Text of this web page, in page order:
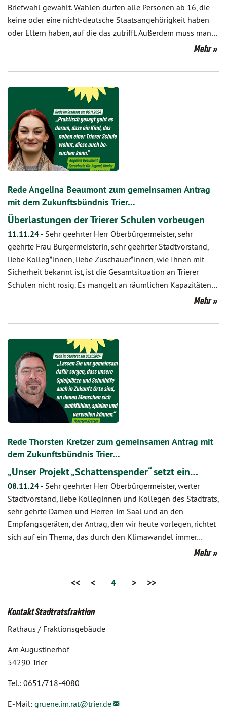
Briefwahl gewählt. Wählen dürfen alle Personen ab 16, die
keine oder eine nicht-deutsche Staatsangehörigkeit haben
oder Eltern haben, auf die das zutrifft. Außerdem muss man…
Mehr
Rede Angelina Beaumont zum gemeinsamen Antrag
mit dem Zukunftsbündnis Trier…
Überlastungen der Trierer Schulen vorbeugen
11.11.24 - Sehr geehrter Herr Oberbürgermeister, sehr
geehrte Frau Bürgermeisterin, sehr geehrter Stadtvorstand,
liebe Kolleg*innen, liebe Zuschauer*innen, wie Ihnen mit
Sicherheit bekannt ist, ist die Gesamtsituation an Trierer
Schulen nicht rosig. Es mangelt an räumlichen Kapazitäten…
Mehr
Rede Thorsten Kretzer zum gemeinsamen Antrag mit
dem Zukunftsbündnis Trier…
„Unser Projekt „Schattenspender“ setzt ein…
08.11.24 - Sehr geehrter Herr Oberbürgermeister, werter
Stadtvorstand, liebe Kolleginnen und Kollegen des Stadtrats,
sehr gehrte Damen und Herren im Saal und an den
Empfangsgeräten, der Antrag, den wir heute vorlegen, richtet
sich auf ein Thema, das durch den Klimawandel immer…
Mehr
<< < 4 > >>
Kontakt Stadtratsfraktion
Rathaus / Fraktionsgebäude
Am Augustinerhof
54290 Trier
Tel.: 0651/718-4080
E-Mail: gruene.im.rat@trier.de